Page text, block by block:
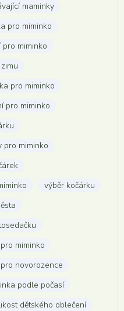
maminky
pro miminko
miminko
pro miminko
pro miminko
pro miminko
výběr kočárku
miminko
novorozence
podle počasí
dětského oblečení